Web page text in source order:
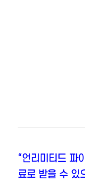
“언리미티드 파
료로 받을 수 있